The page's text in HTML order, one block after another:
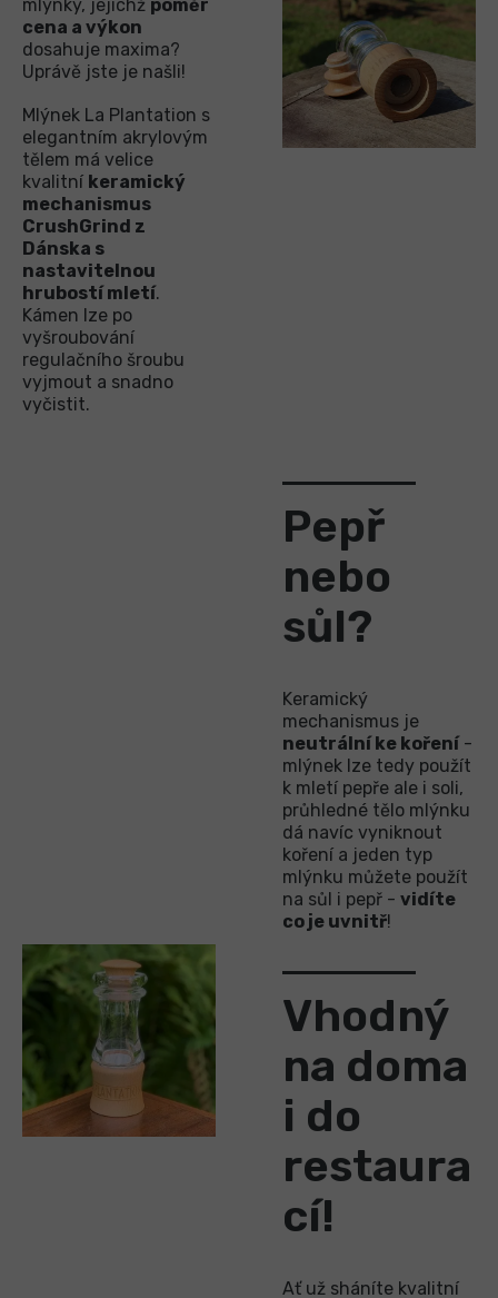
mlýnky, jejichž poměr
cena a výkon
dosahuje maxima?
Uprávě jste je našli!
Mlýnek La Plantation s
elegantním akrylovým
tělem má velice
kvalitní keramický
mechanismus
CrushGrind z
Dánska s
nastavitelnou
hrubostí mletí.
Kámen lze po
vyšroubování
regulačního šroubu
vyjmout a snadno
vyčistit.
Pepř
nebo
sůl?
Keramický
mechanismus je
neutrální ke koření -
mlýnek lze tedy použít
k mletí pepře ale i soli,
průhledné tělo mlýnku
dá navíc vyniknout
koření a jeden typ
mlýnku můžete použít
na sůl i pepř - vidíte
co je uvnitř!
Vhodný
na doma
i do
restaura
cí!
Ať už sháníte kvalitní